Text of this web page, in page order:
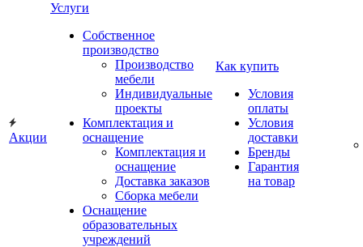
Акции
Услуги
Собственное
производство
Производство
мебели
Индивидуальные
проекты
Комплектация и
оснащение
Комплектация и
оснащение
Доставка заказов
Сборка мебели
Оснащение
образовательных
учреждений
Как купить
Условия
оплаты
Условия
доставки
Бренды
Гарантия
на товар